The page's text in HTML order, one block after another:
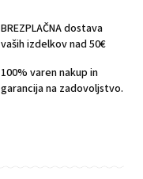
BREZPLAČNA dostava
vaših izdelkov nad 50€
100% varen nakup in
garancija na zadovoljstvo.